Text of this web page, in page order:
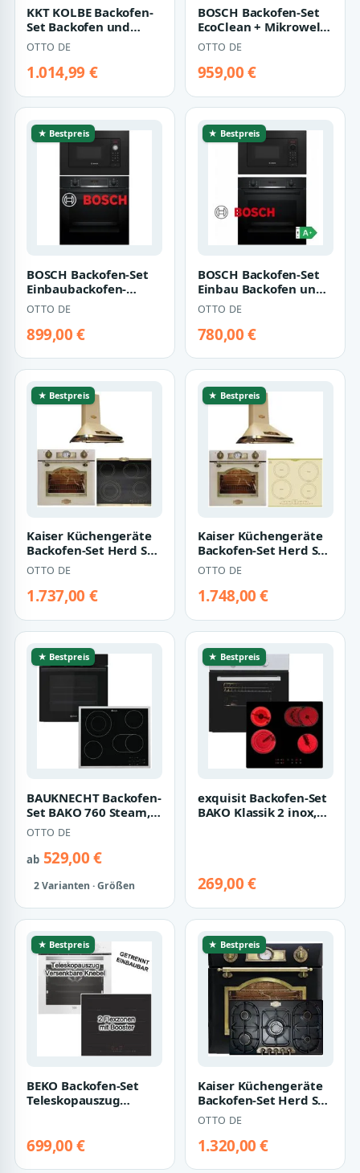
KKT KOLBE Backofen-
Set Backofen und
Mikrowelle
SET8013EBM, mit 2-
fach…
OTTO DE
1.014,99 €
BOSCH Backofen-Set
EcoClean + Mikrowelle
38cm Nischenhöhe f.
Hochschrä…
OTTO DE
959,00 €
★ Bestpreis
BOSCH Backofen-Set
Einbaubackofen-
Mikrowelle-Set 71
Liter 3D Heißluft…
OTTO DE
899,00 €
★ Bestpreis
BOSCH Backofen-Set
Einbau Backofen und
Mikrowelle einbau
Sparset -Auta…
OTTO DE
780,00 €
★ Bestpreis
Kaiser Küchengeräte
Backofen-Set Herd Set
Autark Elektro
Einbaubackofe…
OTTO DE
1.737,00 €
★ Bestpreis
Kaiser Küchengeräte
Backofen-Set Herd Set
Autark Elektro
Backofen, Sel…
OTTO DE
1.748,00 €
★ Bestpreis
BAUKNECHT Backofen-
Set BAKO 760 Steam,
mit 1-fach-
Teleskopauszug,
Hydr…
OTTO DE
ab529,00 €
2 Varianten · Größen
★ Bestpreis
exquisit Backofen-Set
BAKO Klassik 2 inox,
269,00 €
★ Bestpreis
BEKO Backofen-Set
Teleskopauszug
699,00 €
★ Bestpreis
Kaiser Küchengeräte
Backofen-Set Herd Set
Autark Retro Elektro
Einbau…
OTTO DE
1.320,00 €